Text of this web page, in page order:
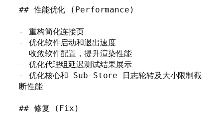
## 性能优化 (Performance)
- 重构简化连接页
- 优化软件启动和退出速度
- 收敛软件配置，提升渲染性能
- 优化代理组延迟测试结果展示
- 优化核心和 Sub-Store 日志轮转及大小限制截
断性能
## 修复 (Fix)